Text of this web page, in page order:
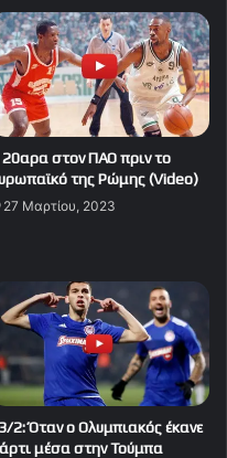
στον ΠΑΟ πριν το
της Ρώμης (Video)
27 Μαρτίου, 2023
2: Όταν ο Ολυμπιακός έκανε
μέσα στην Τούμπα